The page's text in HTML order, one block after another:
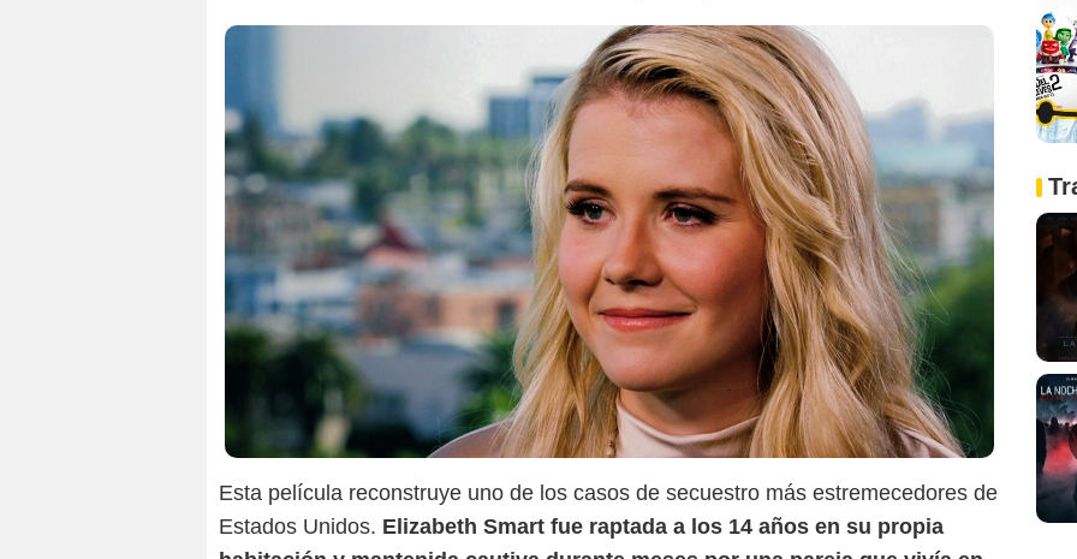
Esta película reconstruye uno de los casos de secuestro más estremecedores de
Estados Unidos. Elizabeth Smart fue raptada a los 14 años en su propia